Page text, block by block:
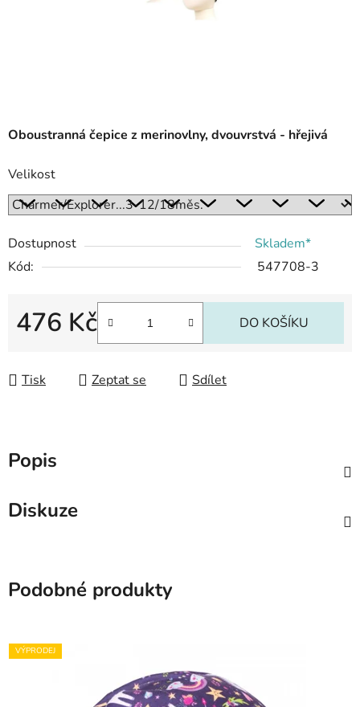
Oboustranná čepice z merinovlny, dvouvrstvá - hřejivá
Velikost
Dostupnost
Skladem*
Kód:
547708-3
476 Kč DO KOŠÍKU
Tisk Zeptat se Sdílet
Popis
Diskuze
Podobné produkty
VÝPRODEJ